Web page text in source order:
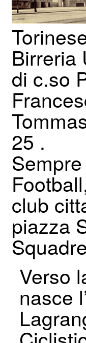
Birreria
di c.so
25 .
club
piazza
Verso
nasce